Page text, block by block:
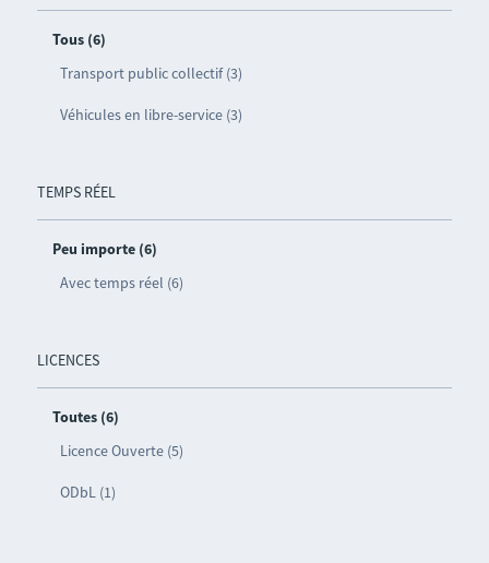
Tous (6)
Transport public collectif (3)
Véhicules en libre-service (3)
TEMPS RÉEL
Peu importe (6)
Avec temps réel (6)
LICENCES
Toutes (6)
Licence Ouverte (5)
ODbL (1)